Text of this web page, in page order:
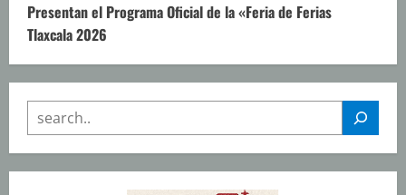
Presentan el Programa Oficial de la «Feria de Ferias
Tlaxcala 2026
SEARCH